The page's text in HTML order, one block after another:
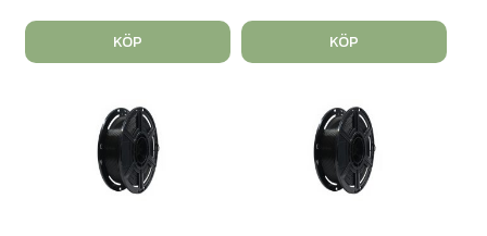
KÖP KÖP